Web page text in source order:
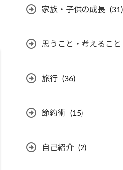
家族・子供の成長 (31)
思うこと・考えること
旅行 (36)
節約術 (15)
自己紹介 (2)